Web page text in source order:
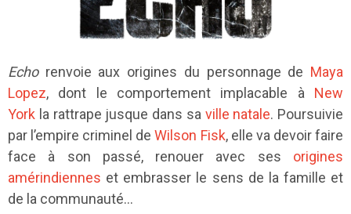
Echorenvoie aux origines du personnage de Maya
Lopez, dont le comportement implacable à New
York la rattrape jusque dans sa ville natale. Poursuivie
par l’empire criminel deWilson Fisk, elle va devoir faire
face à son passé, renouer avec ses origines
amérindiennes et embrasser le sens de la famille et
de la communauté…